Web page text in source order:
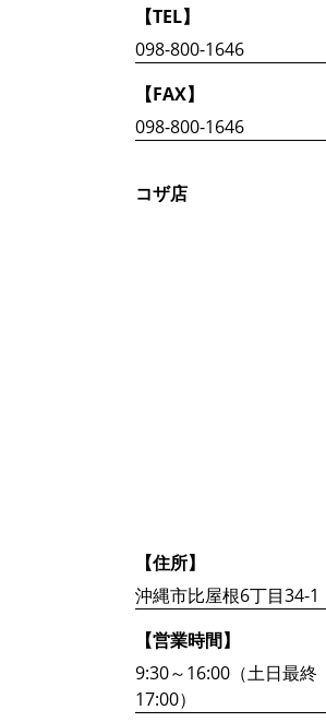
【TEL】
098-800-1646
【FAX】
098-800-1646
コザ店
【住所】
沖縄市比屋根6丁目34-1
【営業時間】
9:30～16:00（土日最終
17:00）